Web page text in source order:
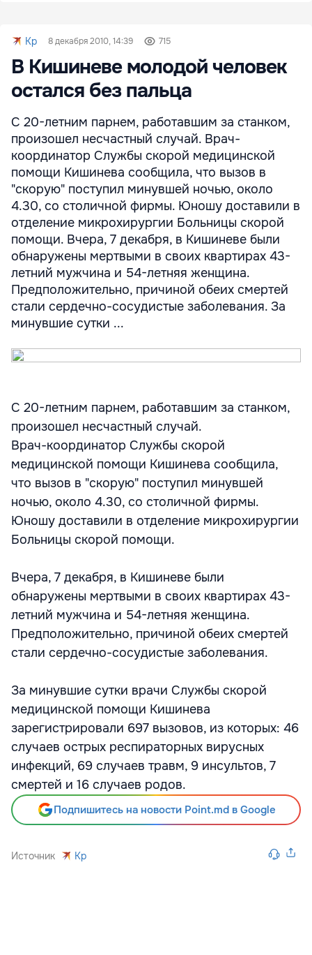
Kp 8 декабря 2010, 14:39 715
В Кишиневе молодой человек
остался без пальца
С 20-летним парнем, работавшим за станком,
произошел несчастный случай. Врач-
координатор Службы скорой медицинской
помощи Кишинева сообщила, что вызов в
"скорую" поступил минувшей ночью, около
4.30, со столичной фирмы. Юношу доставили в
отделение микрохирургии Больницы скорой
помощи. Вчера, 7 декабря, в Кишиневе были
обнаружены мертвыми в своих квартирах 43-
летний мужчина и 54-летняя женщина.
Предположительно, причиной обеих смертей
стали сердечно-сосудистые заболевания. За
минувшие сутки ...
С 20-летним парнем, работавшим за станком,
произошел несчастный случай.
Врач-координатор Службы скорой
медицинской помощи Кишинева сообщила,
что вызов в "скорую" поступил минувшей
ночью, около 4.30, со столичной фирмы.
Юношу доставили в отделение микрохирургии
Больницы скорой помощи.
Вчера, 7 декабря, в Кишиневе были
обнаружены мертвыми в своих квартирах 43-
летний мужчина и 54-летняя женщина.
Предположительно, причиной обеих смертей
стали сердечно-сосудистые заболевания.
За минувшие сутки врачи Службы скорой
медицинской помощи Кишинева
зарегистрировали 697 вызовов, из которых: 46
случаев острых респираторных вирусных
инфекций, 69 случаев травм, 9 инсультов, 7
смертей и 16 случаев родов.
Подпишитесь на новости Point.md в Google
Источник Kp